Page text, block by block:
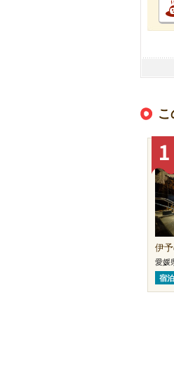
伊
愛媛
宿泊